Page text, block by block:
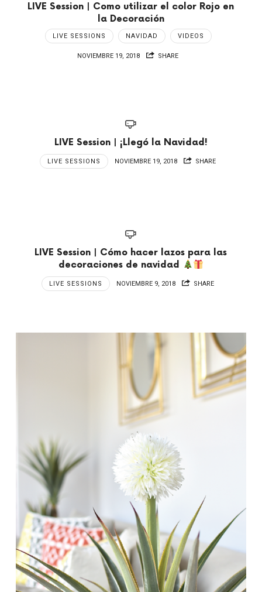
LIVE Session | Como utilizar el color Rojo en
la Decoración
LIVE SESSIONS NAVIDAD VIDEOS
NOVIEMBRE 19, 2018 SHARE
LIVE Session | ¡Llegó la Navidad!
LIVE SESSIONS NOVIEMBRE 19, 2018 SHARE
LIVE Session | Cómo hacer lazos para las
decoraciones de navidad
LIVE SESSIONS NOVIEMBRE 9, 2018 SHARE